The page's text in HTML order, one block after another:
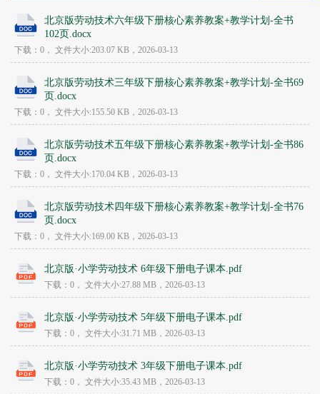
北京版劳动技术六年级下册核心素养教案+教学计划-全书
102页.docx
下载：0， 文件大小:203.07 KB ，2026-03-13
北京版劳动技术三年级下册核心素养教案+教学计划-全书69
页.docx
下载：0， 文件大小:155.50 KB ，2026-03-13
北京版劳动技术五年级下册核心素养教案+教学计划-全书86
页.docx
下载：0， 文件大小:170.04 KB ，2026-03-13
北京版劳动技术四年级下册核心素养教案+教学计划-全书76
页.docx
下载：0， 文件大小:169.00 KB ，2026-03-13
北京版·小学劳动技术 6年级下册电子课本.pdf
下载：0， 文件大小:27.88 MB ，2026-03-13
北京版·小学劳动技术 5年级下册电子课本.pdf
下载：0， 文件大小:31.71 MB ，2026-03-13
北京版·小学劳动技术 3年级下册电子课本.pdf
下载：0， 文件大小:35.43 MB ，2026-03-13